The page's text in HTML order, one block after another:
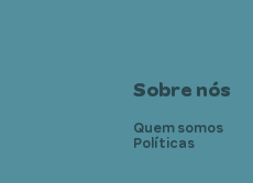
Sobre nós
Quem somos
Políticas